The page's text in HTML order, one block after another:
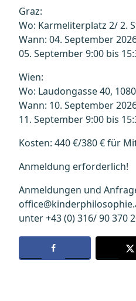
Graz:
Wo: Karmeliterplatz 2/ 2.
Wann: 04. September
05. September 9:00 bis
Wien:
Wo: Laudongasse 40,
Wann: 10. September
11. September 9:00 bis
Kosten: 440 €/380 € für
Anmeldung erforderlich!
Anmeldungen und
unter +43 (0) 316/ 90 370